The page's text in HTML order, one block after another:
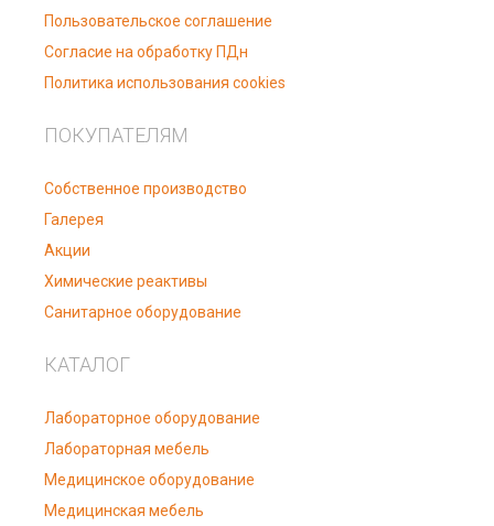
Пользовательское соглашение
Согласие на обработку ПДн
Политика использования cookies
ПОКУПАТЕЛЯМ
Собственное производство
Галерея
Акции
Химические реактивы
Санитарное оборудование
КАТАЛОГ
Лабораторное оборудование
Лабораторная мебель
Медицинское оборудование
Медицинская мебель